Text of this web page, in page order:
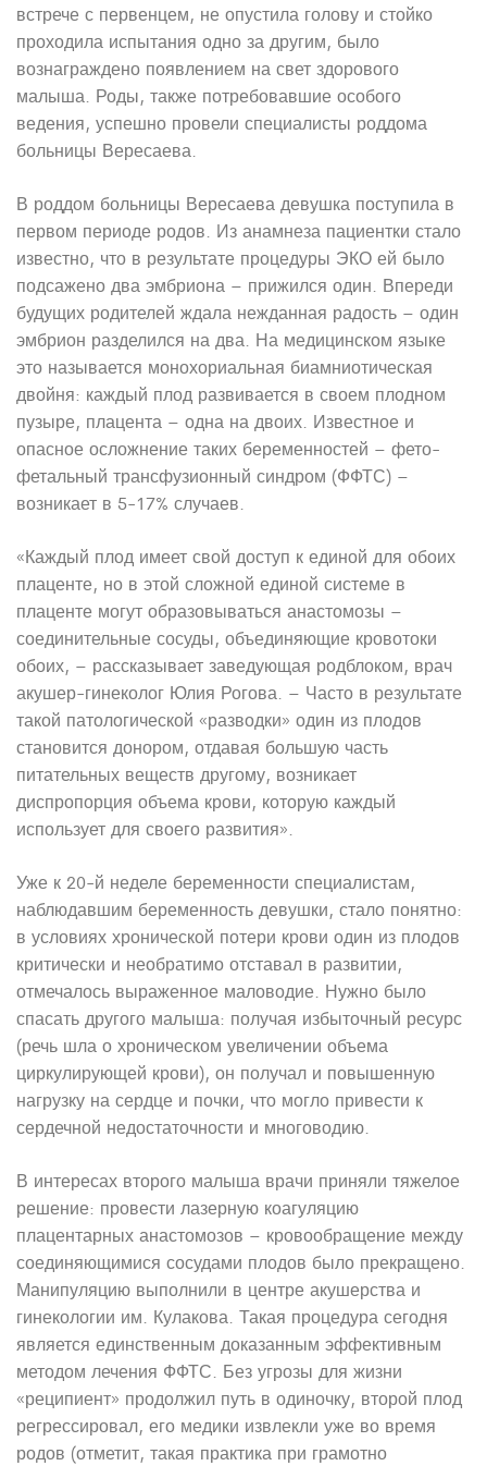
встрече с первенцем, не опустила голову и стойко
проходила испытания одно за другим, было
вознаграждено появлением на свет здорового
малыша. Роды, также потребовавшие особого
ведения, успешно провели специалисты роддома
больницы Вересаева.
В роддом больницы Вересаева девушка поступила в
первом периоде родов. Из анамнеза пациентки стало
известно, что в результате процедуры ЭКО ей было
подсажено два эмбриона – прижился один. Впереди
будущих родителей ждала нежданная радость – один
эмбрион разделился на два. На медицинском языке
это называется монохориальная биамниотическая
двойня: каждый плод развивается в своем плодном
пузыре, плацента – одна на двоих. Известное и
опасное осложнение таких беременностей – фето-
фетальный трансфузионный синдром (ФФТС) –
возникает в 5-17% случаев.
«Каждый плод имеет свой доступ к единой для обоих
плаценте, но в этой сложной единой системе в
плаценте могут образовываться анастомозы –
соединительные сосуды, объединяющие кровотоки
обоих, – рассказывает заведующая родблоком, врач
акушер-гинеколог Юлия Рогова. – Часто в результате
такой патологической «разводки» один из плодов
становится донором, отдавая большую часть
питательных веществ другому, возникает
диспропорция объема крови, которую каждый
использует для своего развития».
Уже к 20-й неделе беременности специалистам,
наблюдавшим беременность девушки, стало понятно:
в условиях хронической потери крови один из плодов
критически и необратимо отставал в развитии,
отмечалось выраженное маловодие. Нужно было
спасать другого малыша: получая избыточный ресурс
(речь шла о хроническом увеличении объема
циркулирующей крови), он получал и повышенную
нагрузку на сердце и почки, что могло привести к
сердечной недостаточности и многоводию.
В интересах второго малыша врачи приняли тяжелое
решение: провести лазерную коагуляцию
плацентарных анастомозов – кровообращение между
соединяющимися сосудами плодов было прекращено.
Манипуляцию выполнили в центре акушерства и
гинекологии им. Кулакова. Такая процедура сегодня
является единственным доказанным эффективным
методом лечения ФФТС. Без угрозы для жизни
«реципиент» продолжил путь в одиночку, второй плод
регрессировал, его медики извлекли уже во время
родов (отметит, такая практика при грамотно